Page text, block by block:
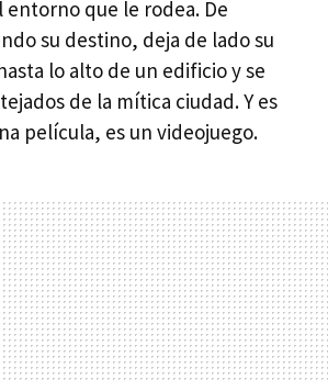
entorno que le rodea. De
su destino, deja de lado su
lo alto de un edificio y se
de la mítica ciudad. Y es
película, es un videojuego.